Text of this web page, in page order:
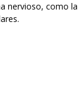
nervioso, como la